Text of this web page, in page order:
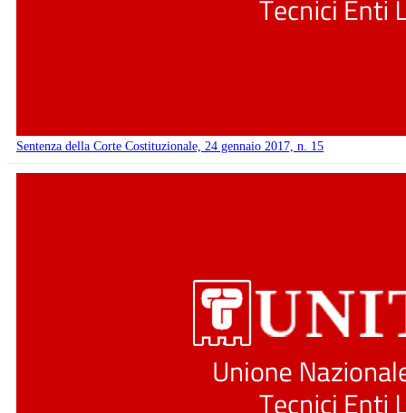
Sentenza della Corte Costituzionale, 24 gennaio 2017, n. 15